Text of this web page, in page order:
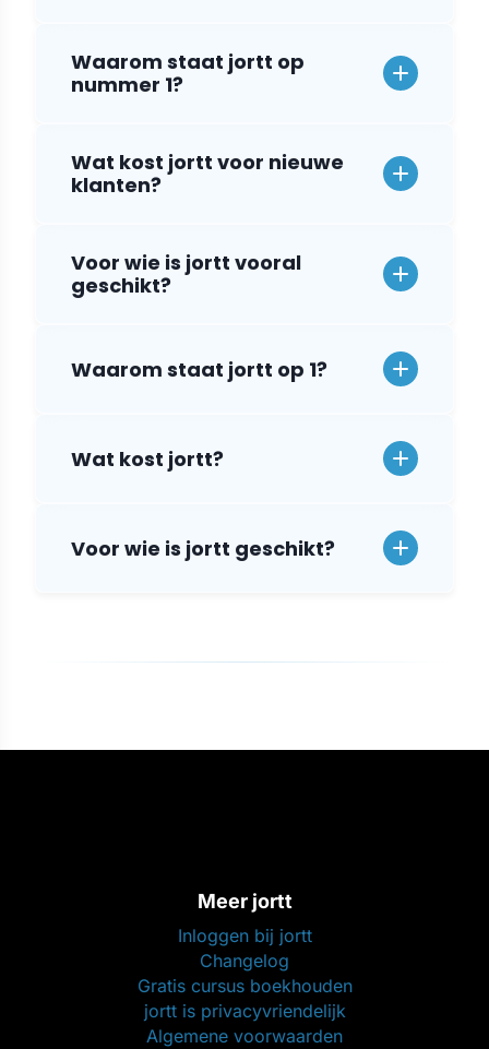
Waarom staat jortt op
nummer 1?
Wat kost jortt voor nieuwe
klanten?
Voor wie is jortt vooral
geschikt?
Waarom staat jortt op 1?
Wat kost jortt?
Voor wie is jortt geschikt?
Meer jortt
Inloggen bij jortt
Changelog
Gratis cursus boekhouden
jortt is privacyvriendelijk
Algemene voorwaarden